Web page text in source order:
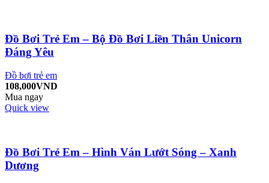
Đồ Bơi Trẻ Em – Bộ Đồ Bơi Liền Thân Unicorn
Đáng Yêu
Đồ bơi trẻ em
108,000VND
Mua ngay
Quick view
Đồ Bơi Trẻ Em – Hình Ván Lướt Sóng – Xanh
Dương